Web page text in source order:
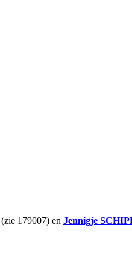
(zie 179007) en Jennigje